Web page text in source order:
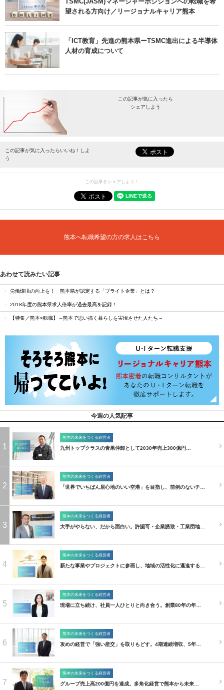
望される方向け／リージョナルキャリア熊本
「ICT教育」先進の熊本県ーTSMC進出による半導体
人材の育成について
この記事が気に入ったら
シェアしよう
最新情報をお届けします。
この記事が気に入ったらいいね！しよ
う
この記事をシェアしよう！
熊本へ転職希望の方の求人はこちら
あわせて読みたい記事
労働環境の向上を！ 熊本県が認定する「ブライト企業」とは？
2018年度の熊本県求人倍率が過去最高を記録！
【特集／熊本×転職】～熊本で思い描く暮らしを実現させた人たち～
今週の人気記事
1
熊本の未来をつくる経営者
九州トップクラスの青果仲卸として2030年売上300億円…
2
熊本の未来をつくる経営者
「世界でいちばん居心地のいい空港」を目指し、前例のないチ…
3
熊本の未来をつくる経営者
大手がやらない、だから面白い。許認可・企業誘致・工業団地…
4
熊本の未来をつくる経営者
新たな事業やプロジェクトに参画し、地域の活性化に邁進する…
5
熊本の未来をつくる経営者
現場に立ち続け、社員一人ひとりと向き合う。創業80年の年…
6
熊本の未来をつくる経営者
攻めの経営で「強い産交」を取りもどす。4期連続増収、5年…
7
熊本の未来をつくる経営者
グループ売上高200億円を達成。多角化経営で熊本から未来…